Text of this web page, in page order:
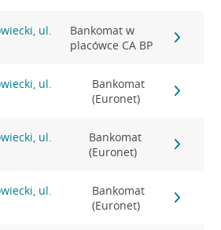
ul.
Bankomat w
placówce CA BP
ul.
Bankomat
(Euronet)
ul.
Bankomat
(Euronet)
ul.
Bankomat
(Euronet)